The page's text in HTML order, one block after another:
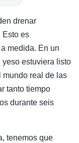
drenar
Esto es
medida. En un
yeso estuviera listo
mundo real de las
tanto tiempo
durante seis
tenemos que